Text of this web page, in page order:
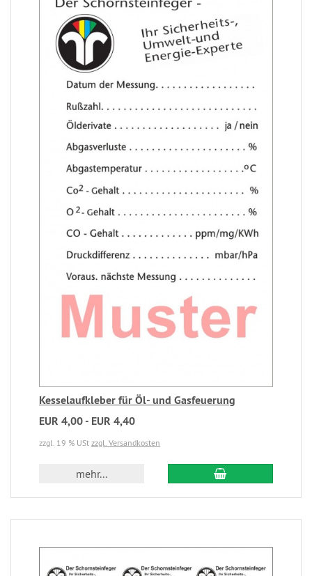
Kesselaufkleber für Öl- und Gasfeuerung
EUR 4,00 - EUR 4,40
zzgl. 19 % USt zzgl. Versandkosten
mehr...